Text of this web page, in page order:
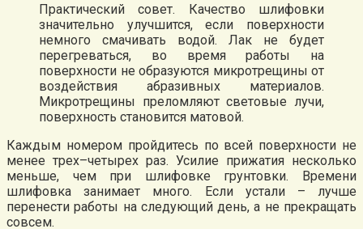
Практический совет. Качество шлифовки
значительно улучшится, если поверхности
немного смачивать водой. Лак не будет
перегреваться, во время работы на
поверхности не образуются микротрещины от
воздействия абразивных материалов.
Микротрещины преломляют световые лучи,
поверхность становится матовой.
Каждым номером пройдитесь по всей поверхности не
менее трех–четырех раз. Усилие прижатия несколько
меньше, чем при шлифовке грунтовки. Времени
шлифовка занимает много. Если устали – лучше
перенести работы на следующий день, а не прекращать
совсем.